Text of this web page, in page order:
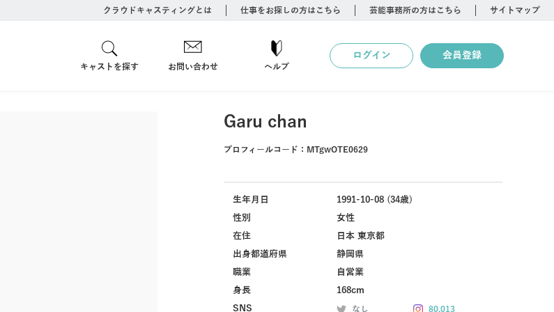
クラウドキャスティングとは 仕事をお探しの方はこちら 芸能事務所の方はこちら サイトマップ
キャストを探す お問い合わせ ヘルプ
ログイン 会員登録
Garu chan
プロフィールコード： MTgwOTE0629
生年月日
1991-10-08 (34歳)
性別
女性
在住
日本 東京都
出身都道府県
静岡県
職業
自営業
身長
168cm
SNS
なし 80,013